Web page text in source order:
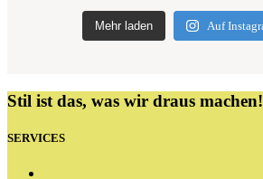
Mehr laden Auf
Stil ist das, was wir draus machen!
SERVICES